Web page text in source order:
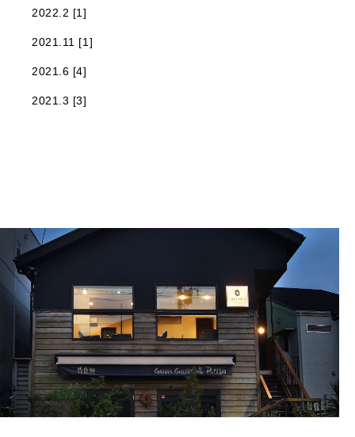
2022.2 [1]
2021.11 [1]
2021.6 [4]
2021.3 [3]